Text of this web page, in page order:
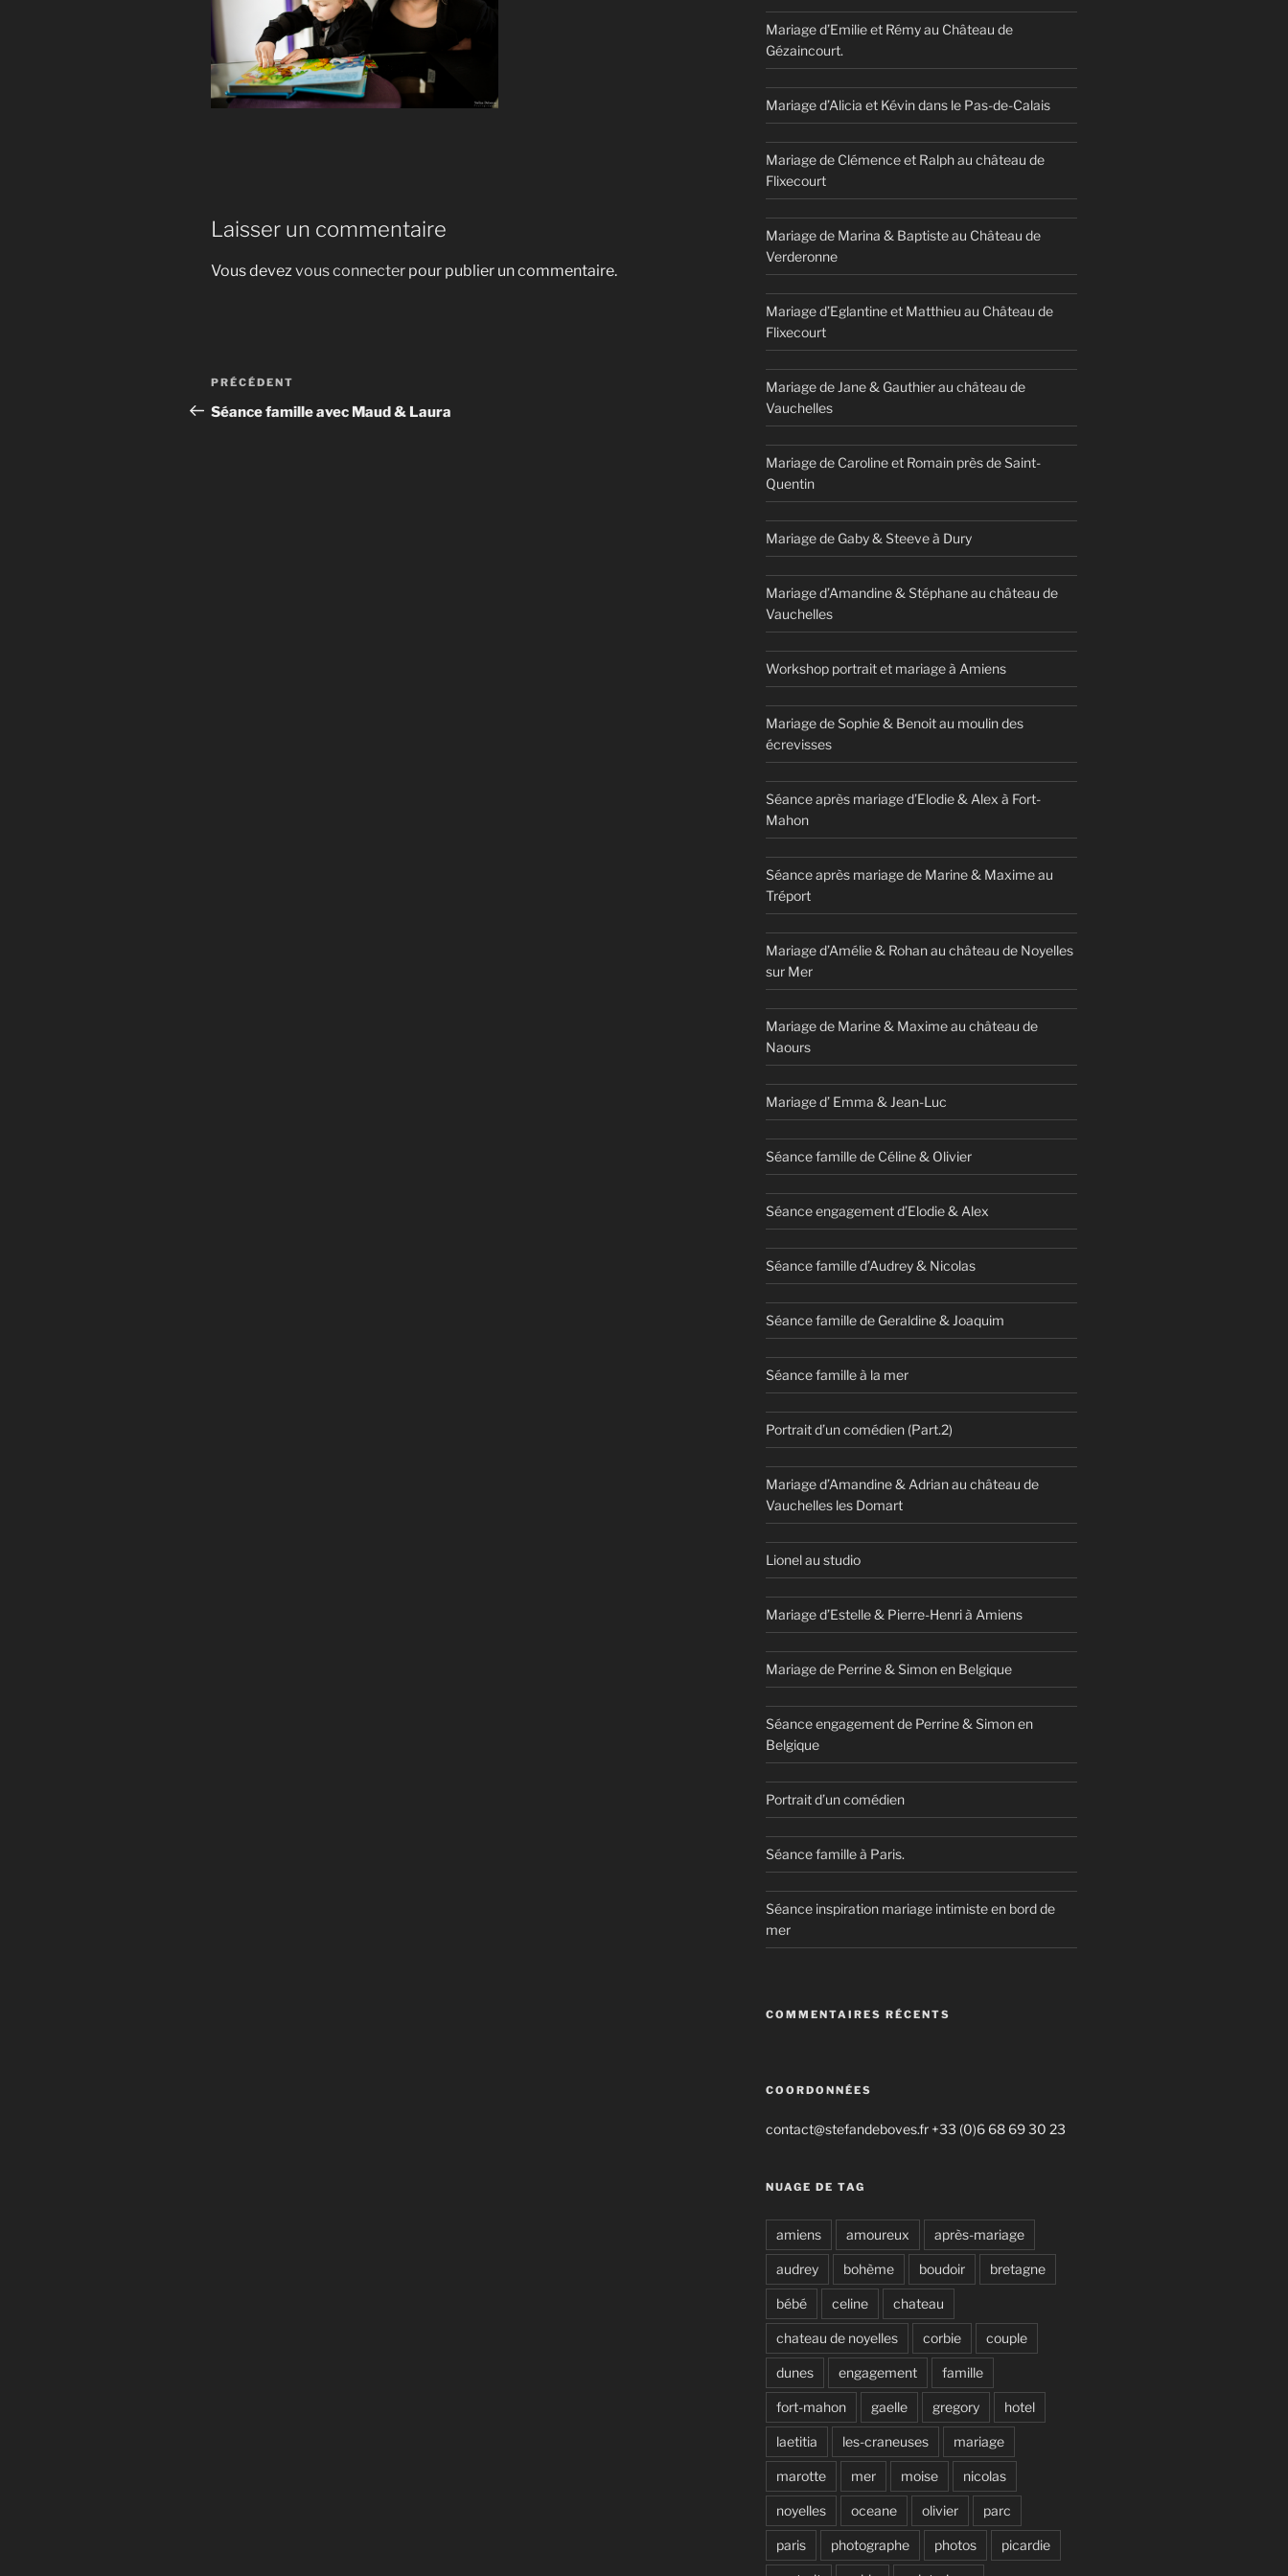
Laisser un commentaire
Vous devezvous connecter pour publier un commentaire.
Navigation
de
Article
précédent
PRÉCÉDENT
Séance famille avec Maud & Laura
Mariage d’Emilie et Rémy au Château de
Gézaincourt.
Mariage d’Alicia et Kévin dans le Pas-de-Calais
Mariage de Clémence et Ralph au château de
Flixecourt
Mariage de Marina & Baptiste au Château de
Verderonne
Mariage d’Eglantine et Matthieu au Château de
Flixecourt
Mariage de Jane & Gauthier au château de
Vauchelles
Mariage de Caroline et Romain près de Saint-
Quentin
Mariage de Gaby & Steeve à Dury
Mariage d’Amandine & Stéphane au château de
Vauchelles
Workshop portrait et mariage à Amiens
Mariage de Sophie & Benoit au moulin des
écrevisses
Séance après mariage d’Elodie & Alex à Fort-
Mahon
Séance après mariage de Marine & Maxime au
Tréport
Mariage d’Amélie & Rohan au château de Noyelles
sur Mer
Mariage de Marine & Maxime au château de
Naours
Mariage d’ Emma & Jean-Luc
Séance famille de Céline & Olivier
Séance engagement d’Elodie & Alex
Séance famille d’Audrey & Nicolas
Séance famille de Geraldine & Joaquim
Séance famille à la mer
Portrait d’un comédien (Part.2)
Mariage d’Amandine & Adrian au château de
Vauchelles les Domart
Lionel au studio
Mariage d’Estelle & Pierre-Henri à Amiens
Mariage de Perrine & Simon en Belgique
Séance engagement de Perrine & Simon en
Belgique
Portrait d’un comédien
Séance famille à Paris.
Séance inspiration mariage intimiste en bord de
mer
COMMENTAIRES RÉCENTS
COORDONNÉES
contact@stefandeboves.fr +33 (0)6 68 69 30 23
NUAGE DE TAG
amiens amoureux après-mariage
audrey bohème boudoir bretagne
bébé celine chateau
chateau de noyelles corbie couple
dunes engagement famille
fort-mahon gaelle gregory hotel
laetitia les-craneuses mariage
marotte mer moise nicolas
noyelles oceane olivier parc
paris photographe photos picardie